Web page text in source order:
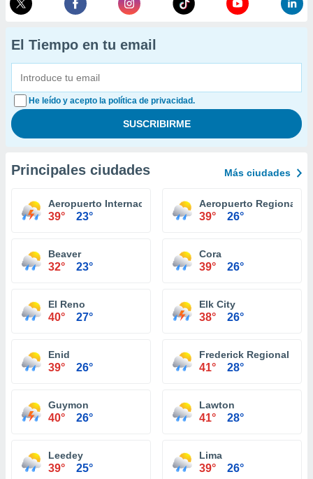
El Tiempo en tu email
He leído y acepto la política de privacidad.
Principales ciudades Más ciudades
Aeropuerto Internacional Tulsa
39° 23°
Aeropuerto Regional
39° 26°
Beaver
32° 23°
Cora
39° 26°
El Reno
40° 27°
Elk City
38° 26°
Enid
39° 26°
Frederick Regional
41° 28°
Guymon
40° 26°
Lawton
41° 28°
Leedey
39° 25°
Lima
39° 26°